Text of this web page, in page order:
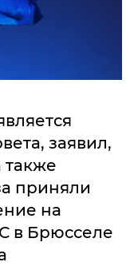
заявил,
также
приняли
на
в Брюсселе